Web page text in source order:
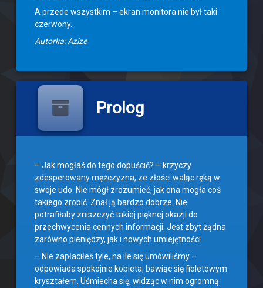
A przede wszystkim – ekran monitora nie był taki
czerwony.
Autorka: Azize
Prolog
– Jak mogłaś do tego dopuścić? – krzyczy
zdesperowany mężczyzna, ze złości waląc ręką w
swoje udo. Nie mógł zrozumieć, jak ona mogła coś
takiego zrobić. Znał ją bardzo dobrze. Nie
potrafiłaby zniszczyć takiej pięknej okazji do
przechwycenia cennych informacji. Jest zbyt żądna
zarówno pieniędzy, jak i nowych umiejętności.
– Nie zapłaciłeś tyle, na ile się umówiliśmy –
odpowiada spokojnie kobieta, bawiąc się fioletowym
kryształem. Uśmiecha się, widząc w nim ogromną